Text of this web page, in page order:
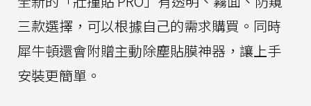
三款選擇，可以根據自己的需求購買。同時
犀牛頓還會附贈主動除塵貼膜神器，讓上手
安裝更簡單。